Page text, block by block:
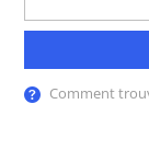
Comment